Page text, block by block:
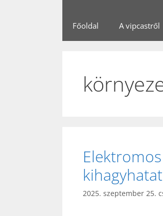
Főoldal A vipcastről
2025. szeptember 25.